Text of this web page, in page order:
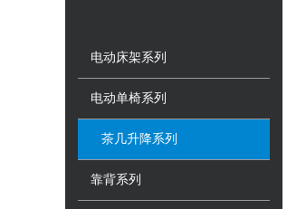
电动床架系列
电动单椅系列
茶几升降系列
靠背系列